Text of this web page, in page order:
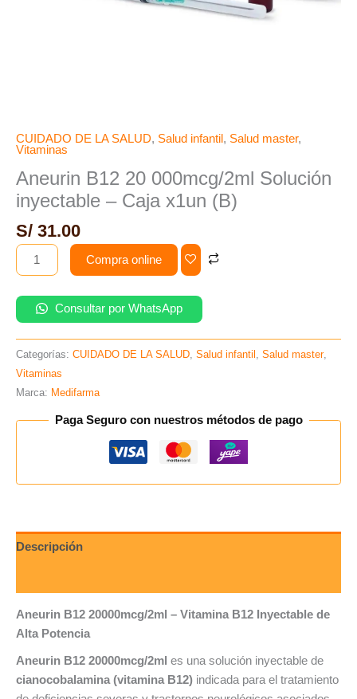
CUIDADO DE LA SALUD, Salud infantil , Salud master,
Vitaminas
Aneurin B12 20 000mcg/2ml Solución
inyectable – Caja x1un (B)
S/ 31.00
Compra online
Consultar por WhatsApp
Categorías: CUIDADO DE LA SALUD Salud infantil Salud master,
Vitaminas
Marca: Medifarma
Paga Seguro con nuestros métodos de pago
Descripción
Aneurin B12 20000mcg/2ml – Vitamina B12 Inyectable de
Alta Potencia
Aneurin B12 20000mcg/2ml es una solución inyectable de
cianocobalamina (vitamina B12) indicada para el tratamiento